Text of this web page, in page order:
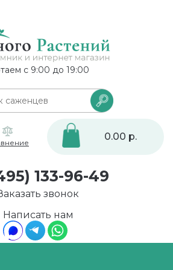
Написать нам
с 9:00 до 19:00
0.00 р.
133-96-49
звонок